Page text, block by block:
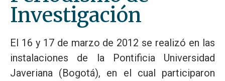
Investigación
El 16 y 17 de marzo de 2012 se realizó en las
instalaciones de la Pontificia Universidad
Javeriana (Bogotá), en el cual participaron